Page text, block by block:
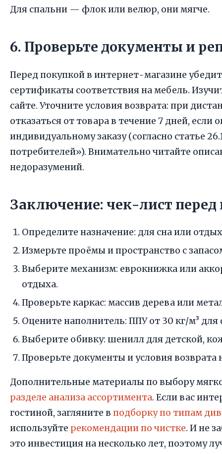
Для спальни — флок или велюр, они мягче.
6. Проверьте документы и
Перед покупкой в интернет-магазине
сертификаты соответствия на мебель.
сайте. Уточните условия возврата: при
отказаться от товара в течение 7 дней, если
индивидуальному заказу (согласно статье
потребителей»). Внимательно читайте
недоразумений.
Заключение: чек-лист перед
Определите назначение: для сна или
Измерьте проёмы и пространство с
Выберите механизм: еврокнижка или
отдыха.
Проверьте каркас: массив дерева или
Оцените наполнитель: ППУ от 30 кг/м³ для
Выберите обивку: шенилл для детской,
Проверьте документы и условия возврата
Дополнительные материалы по выбору
разделе анализа ассортимента. Если вас
гостиной, загляните в подборку по типам
используйте рекомендации по чистке. И не
это инвестиция на несколько лет, поэтому